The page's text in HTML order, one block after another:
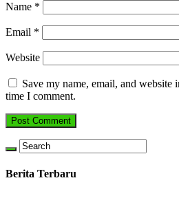
Name *
Email *
Website
Save my name, email, and website
time I comment.
Berita Terbaru